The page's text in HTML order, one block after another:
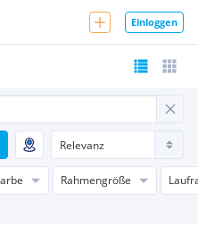
Einloggen
Rahmengröße